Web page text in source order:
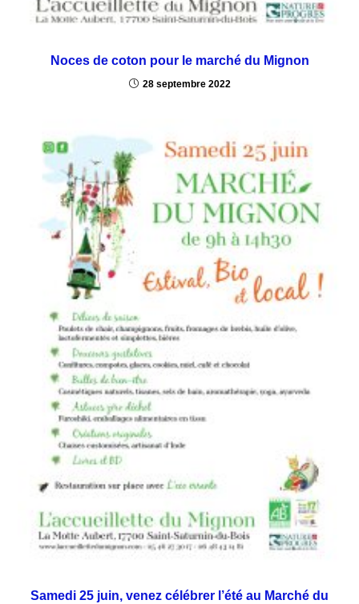
Noces de coton pour le marché du Mignon
28 septembre 2022
Samedi 25 juin, venez célébrer l’été au Marché du